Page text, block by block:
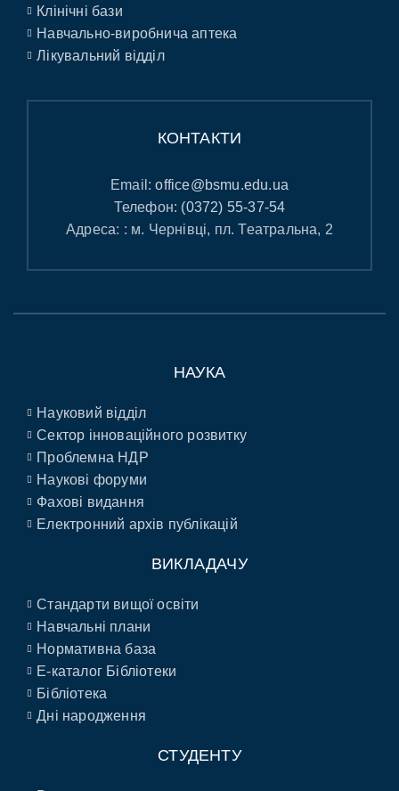
Клінічні бази
Навчально-виробнича аптека
Лікувальний відділ
КОНТАКТИ
Email:office@bsmu.edu.ua
Телефон: (0372) 55-37-54
Адреса: : м. Чернівці, пл. Театральна, 2
НАУКА
Науковий відділ
Сектор інноваційного розвитку
Проблемна НДР
Наукові форуми
Фахові видання
Електронний архів публікацій
ВИКЛАДАЧУ
Стандарти вищої освіти
Навчальні плани
Нормативна база
E-каталог Бібліотеки
Бібліотека
Дні народження
СТУДЕНТУ